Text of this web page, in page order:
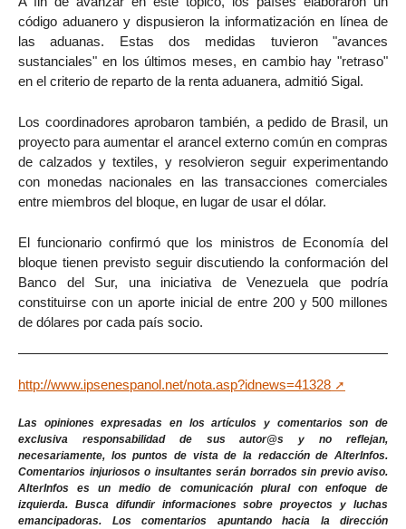
código aduanero y dispusieron la informatización en línea de
las aduanas. Estas dos medidas tuvieron "avances
sustanciales" en los últimos meses, en cambio hay "retraso"
en el criterio de reparto de la renta aduanera, admitió Sigal.
Los coordinadores aprobaron también, a pedido de Brasil, un
proyecto para aumentar el arancel externo común en compras
de calzados y textiles, y resolvieron seguir experimentando
con monedas nacionales en las transacciones comerciales
entre miembros del bloque, en lugar de usar el dólar.
El funcionario confirmó que los ministros de Economía del
bloque tienen previsto seguir discutiendo la conformación del
Banco del Sur, una iniciativa de Venezuela que podría
constituirse con un aporte inicial de entre 200 y 500 millones
de dólares por cada país socio.
http://www.ipsenespanol.net/nota.asp?idnews=41328
Las opiniones expresadas en los artículos y comentarios son de
exclusiva responsabilidad de sus autor@s y no reflejan,
necesariamente, los puntos de vista de la redacción de AlterInfos.
Comentarios injuriosos o insultantes serán borrados sin previo aviso.
AlterInfos es un medio de comunicación plural con enfoque de
izquierda. Busca difundir informaciones sobre proyectos y luchas
emancipadoras. Los comentarios apuntando hacia la dirección